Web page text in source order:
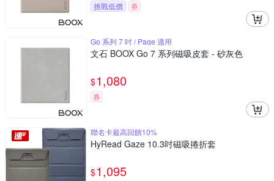
挑戰低價 券
Go 系列 7 吋 / Page 適用
文石 BOOX Go 7 系列磁吸皮套 - 砂灰色
$1,080
券
聯名卡最高回饋10%
HyRead Gaze 10.3吋磁吸捲折套
$1,095